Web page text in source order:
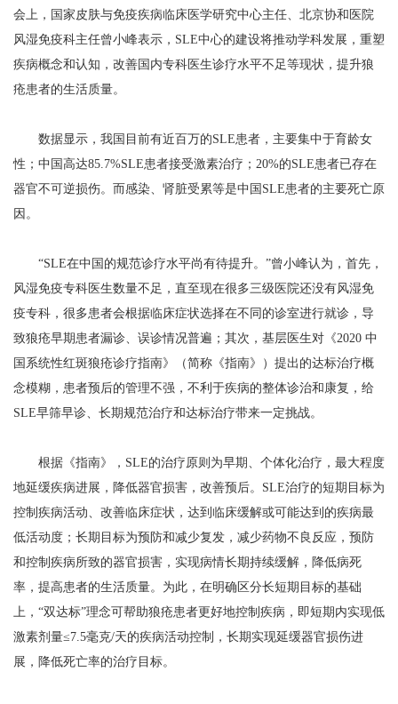
会上，国家皮肤与免疫疾病临床医学研究中心主任、北京协和医院
风湿免疫科主任曾小峰表示，SLE中心的建设将推动学科发展，重塑
疾病概念和认知，改善国内专科医生诊疗水平不足等现状，提升狼
疮患者的生活质量。
数据显示，我国目前有近百万的SLE患者，主要集中于育龄女
性；中国高达85.7%SLE患者接受激素治疗；20%的SLE患者已存在
器官不可逆损伤。而感染、肾脏受累等是中国SLE患者的主要死亡原
因。
“SLE在中国的规范诊疗水平尚有待提升。”曾小峰认为，首先，
风湿免疫专科医生数量不足，直至现在很多三级医院还没有风湿免
疫专科，很多患者会根据临床症状选择在不同的诊室进行就诊，导
致狼疮早期患者漏诊、误诊情况普遍；其次，基层医生对《2020 中
国系统性红斑狼疮诊疗指南》（简称《指南》）提出的达标治疗概
念模糊，患者预后的管理不强，不利于疾病的整体诊治和康复，给
SLE早筛早诊、长期规范治疗和达标治疗带来一定挑战。
根据《指南》，SLE的治疗原则为早期、个体化治疗，最大程度
地延缓疾病进展，降低器官损害，改善预后。SLE治疗的短期目标为
控制疾病活动、改善临床症状，达到临床缓解或可能达到的疾病最
低活动度；长期目标为预防和减少复发，减少药物不良反应，预防
和控制疾病所致的器官损害，实现病情长期持续缓解，降低病死
率，提高患者的生活质量。为此，在明确区分长短期目标的基础
上，“双达标”理念可帮助狼疮患者更好地控制疾病，即短期内实现低
激素剂量≤7.5毫克/天的疾病活动控制，长期实现延缓器官损伤进
展，降低死亡率的治疗目标。